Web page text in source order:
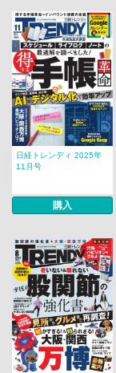
日経トレンディ 2025年
11月号
購入